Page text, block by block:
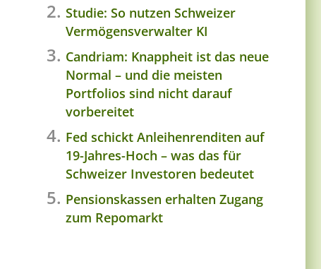
Studie: So nutzen Schweizer
Vermögensverwalter KI
Candriam: Knappheit ist das neue
Normal – und die meisten
Portfolios sind nicht darauf
vorbereitet
Fed schickt Anleihenrenditen auf
19-Jahres-Hoch – was das für
Schweizer Investoren bedeutet
Pensionskassen erhalten Zugang
zum Repomarkt